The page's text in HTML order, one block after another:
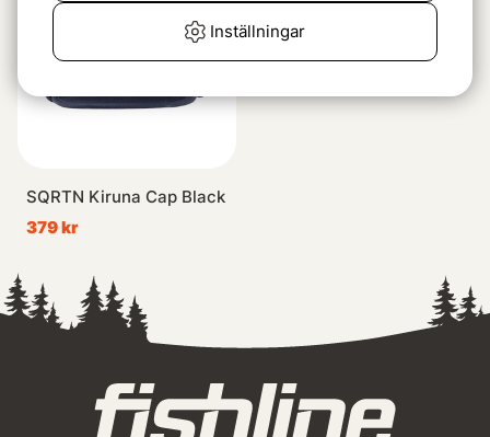
SQRTN Kiruna Cap Black
379 kr
Inställningar